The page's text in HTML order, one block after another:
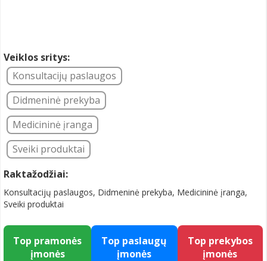
Veiklos sritys:
Konsultacijų paslaugos
Didmeninė prekyba
Medicininė įranga
Sveiki produktai
Raktažodžiai:
Konsultacijų paslaugos, Didmeninė prekyba, Medicininė įranga,
Sveiki produktai
Top pramonės
įmonės
Top paslaugų
įmonės
Top prekybos
įmonės